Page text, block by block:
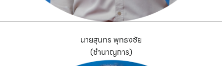
นายสุนทร พุทธงชัย
(ชำนาญการ)